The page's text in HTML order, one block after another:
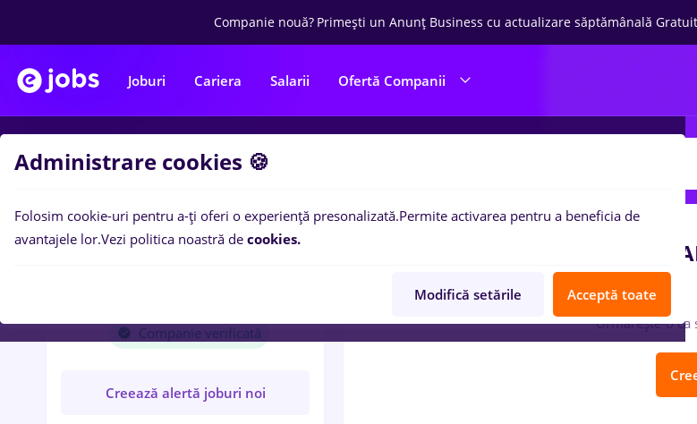
Companie nouă? Primești un Anunț Business cu actualizare săptămânală
Joburi Cariera Salarii Ofertă Companii
Companie verificată
Creează alertă joburi noi
ADM ROMANIA
Urmărește-o ca
Administrare cookies 🍪
Folosim cookie-uri pentru a-ți oferi o experiență presonalizată.Permite activarea pentru a beneficia de
avantajele lor.Vezi politica noastră de cookies.
Modifică setările Acceptă toate